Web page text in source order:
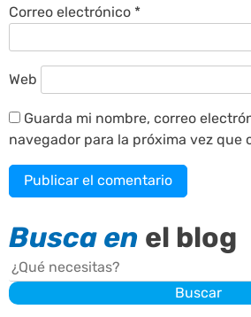
Correo electrónico *
Web
Guarda mi nombre, correo
navegador para la próxima vez que
Busca en el blog
Buscar
Buscar